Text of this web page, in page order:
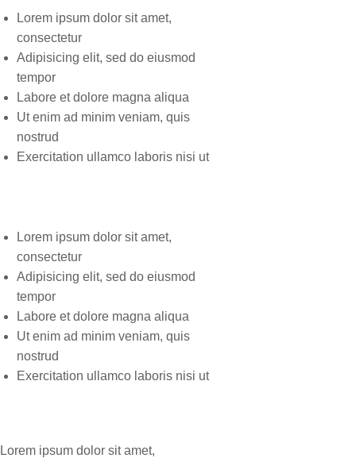
Lorem ipsum dolor sit amet,
consectetur
Adipisicing elit, sed do eiusmod
tempor
Labore et dolore magna aliqua
Ut enim ad minim veniam, quis
nostrud
Exercitation ullamco laboris nisi ut
Lorem ipsum dolor sit amet,
consectetur
Adipisicing elit, sed do eiusmod
tempor
Labore et dolore magna aliqua
Ut enim ad minim veniam, quis
nostrud
Exercitation ullamco laboris nisi ut
Lorem ipsum dolor sit amet,